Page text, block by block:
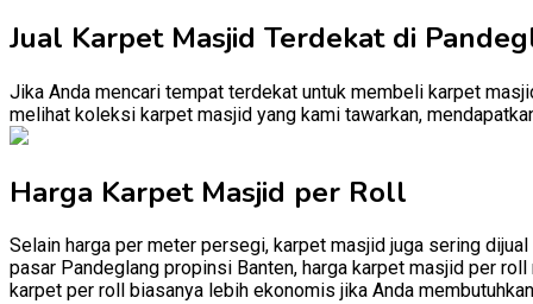
Jual Karpet Masjid Terdekat di
Jika Anda mencari tempat terdekat untuk membeli karpet
melihat koleksi karpet masjid yang kami tawarkan,
Harga Karpet Masjid per Roll
Selain harga per meter persegi, karpet masjid juga sering
pasar Pandeglang propinsi Banten, harga karpet masjid per
karpet per roll biasanya lebih ekonomis jika Anda